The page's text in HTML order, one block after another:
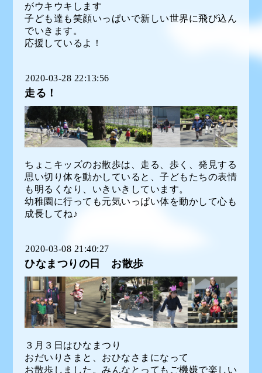
がウキウキします
子ども達も笑顔いっぱいで新しい世界に飛び込ん
でいきます。
応援しているよ！
2020-03-28 22:13:56
走る！
ちょこキッズのお散歩は、走る、歩く、発見する
思い切り体を動かしていると、子どもたちの表情
も明るくなり、いきいきしています。
幼稚園に行っても元気いっぱい体を動かして心も
成長してね♪
2020-03-08 21:40:27
ひなまつりの日 お散歩
３月３日はひなまつり
おだいりさまと、おひなさまになって
お散歩しました。みんなとってもご機嫌で楽しい